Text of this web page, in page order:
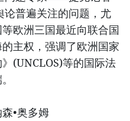
普遍关注的问题，尤
欧洲三国最近向联合国
主权，强调了欧洲国家
(UNCLOS)等的国际法
•奥多姆